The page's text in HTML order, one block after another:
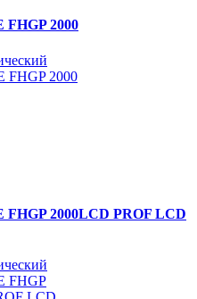
FHGP 2000
FHGP 2000LCD PROF LCD